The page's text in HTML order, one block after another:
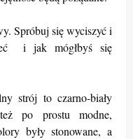
Spróbuj się wyciszyć i
i jak mógłbyś się
strój to czarno-biały
po prostu modne,
były stonowane, a